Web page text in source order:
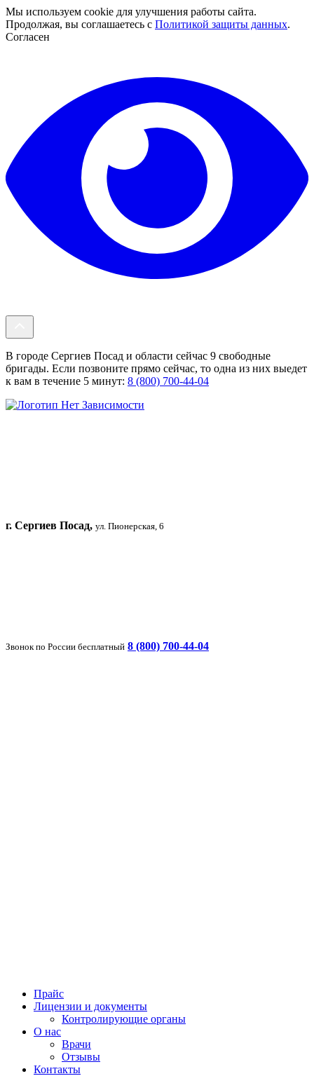
Мы используем cookie для улучшения работы сайта.
Продолжая, вы соглашаетесь с Политикой защиты данных.
Согласен
В городе Сергиев Посад и области сейчас 9 свободные
бригады. Если позвоните прямо сейчас, то одна из них выедет
к вам в течение 5 минут: 8 (800) 700-44-04
г. Сергиев Посад, ул. Пионерская, 6
Звонок по России бесплатный 8 (800) 700-44-04
Прайс
Лицензии и документы
Контролирующие органы
О нас
Врачи
Отзывы
Контакты